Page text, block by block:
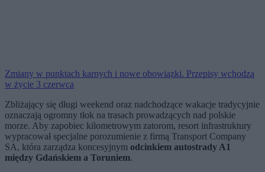
Zmiany w punktach karnych i nowe obowiązki. Przepisy wchodzą
w życie 3 czerwca
Zbliżający się długi weekend oraz nadchodzące wakacje tradycyjnie
oznaczają ogromny tłok na trasach prowadzących nad polskie
morze. Aby zapobiec kilometrowym zatorom, resort infrastruktury
wypracował specjalne porozumienie z firmą Transport Company
SA, która zarządza koncesyjnym odcinkiem autostrady A1
między Gdańskiem a Toruniem.